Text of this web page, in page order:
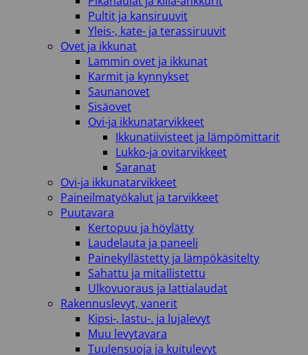
Pultit ja kansiruuvit
Yleis-, kate- ja terassiruuvit
Ovet ja ikkunat
Lammin ovet ja ikkunat
Karmit ja kynnykset
Saunanovet
Sisäovet
Ovi-ja ikkunatarvikkeet
Ikkunatiivisteet ja lämpömittarit
Lukko-ja ovitarvikkeet
Saranat
Ovi-ja ikkunatarvikkeet
Paineilmatyökalut ja tarvikkeet
Puutavara
Kertopuu ja höylätty
Laudelauta ja paneeli
Painekyllästetty ja lämpökäsitelty
Sahattu ja mitallistettu
Ulkovuoraus ja lattialaudat
Rakennuslevyt, vanerit
Kipsi-, lastu-. ja lujalevyt
Muu levytavara
Tuulensuoja ja kuitulevyt